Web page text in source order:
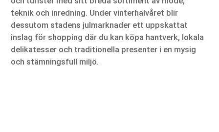
teknik och inredning. Under vinterhalvåret blir
dessutom stadens julmarknader ett uppskattat
inslag för shopping där du kan köpa hantverk, lokala
delikatesser och traditionella presenter i en mysig
och stämningsfull miljö.